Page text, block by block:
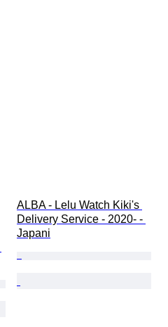
ALBA - Lelu Watch Kiki's
Delivery Service - 2020- -
Japani